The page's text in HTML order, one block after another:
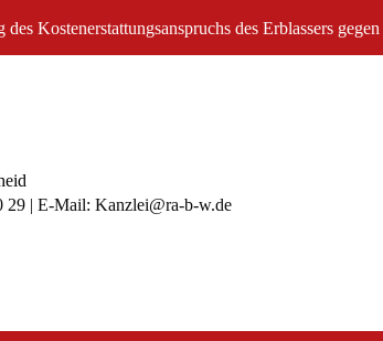
Kostenerstattungsanspruchs des Erblassers
29 | E-Mail: Kanzlei@ra-b-w.de